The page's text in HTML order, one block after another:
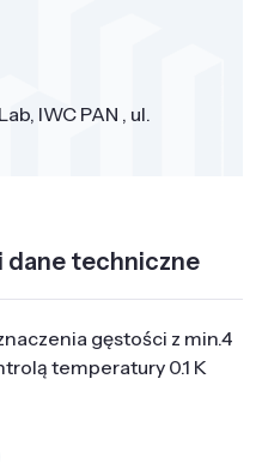
IWC PAN , ul.
dane techniczne
gęstości z min.4
temperatury 0.1 K